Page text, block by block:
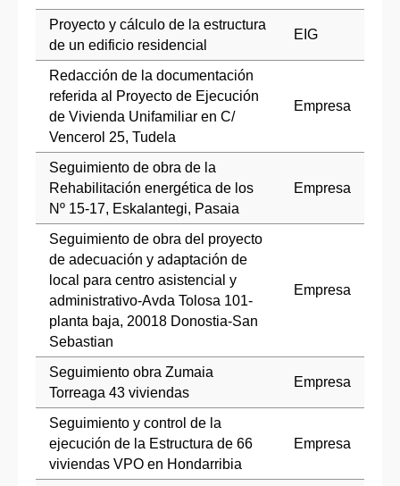
Proyecto y cálculo de la estructura
de un edificio residencial
EIG
Redacción de la documentación
referida al Proyecto de Ejecución
de Vivienda Unifamiliar en C/
Vencerol 25, Tudela
Empresa
Seguimiento de obra de la
Rehabilitación energética de los
Nº 15-17, Eskalantegi, Pasaia
Empresa
Seguimiento de obra del proyecto
de adecuación y adaptación de
local para centro asistencial y
administrativo-Avda Tolosa 101-
planta baja, 20018 Donostia-San
Sebastian
Empresa
Seguimiento obra Zumaia
Torreaga 43 viviendas
Empresa
Seguimiento y control de la
ejecución de la Estructura de 66
viviendas VPO en Hondarribia
Empresa